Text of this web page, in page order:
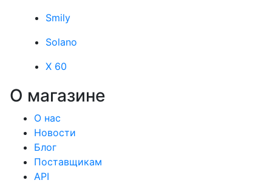
Smily
Solano
X 60
О магазине
О нас
Новости
Блог
Поставщикам
API